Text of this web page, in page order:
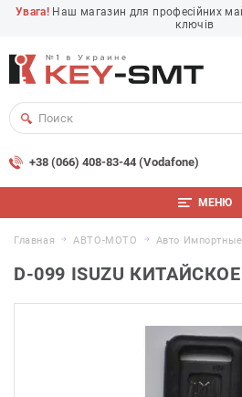
Увага! Наш магазин для професійних
ключів
+38 (066) 408-83-44 (Vodafone)
МЕНЮ
Главная АВТО-МОТО Авто Импортные
D-099 ISUZU